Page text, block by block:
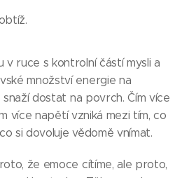
v ruce s kontrolní částí mysli a
množství energie na
dostat na povrch. Čím více
více napětí vzniká mezi tím, co
si dovoluje vědomě vnímat.
že emoce cítíme, ale proto,